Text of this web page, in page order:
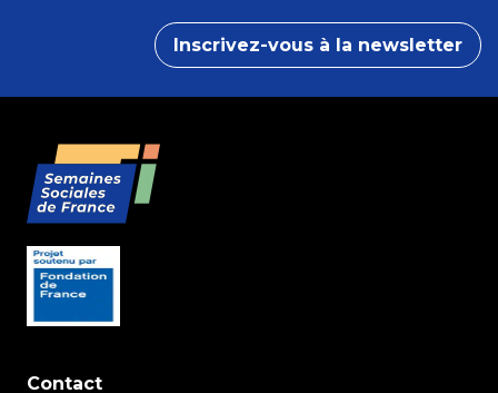
Inscrivez-vous à la newsletter
Contact